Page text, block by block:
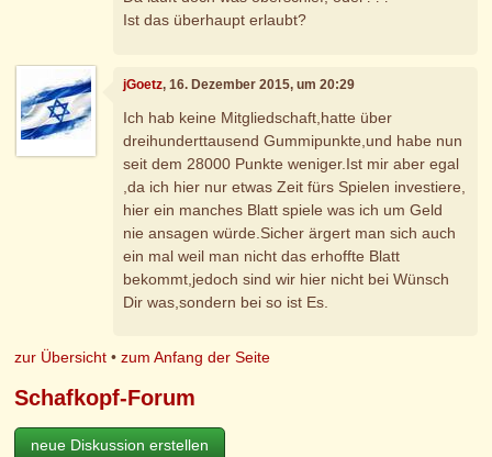
Ist das überhaupt erlaubt?
jGoetz, 16. Dezember 2015, um 20:29
Ich hab keine Mitgliedschaft,hatte über
dreihunderttausend Gummipunkte,und habe nun
seit dem 28000 Punkte weniger.Ist mir aber egal
,da ich hier nur etwas Zeit fürs Spielen investiere,
hier ein manches Blatt spiele was ich um Geld
nie ansagen würde.Sicher ärgert man sich auch
ein mal weil man nicht das erhoffte Blatt
bekommt,jedoch sind wir hier nicht bei Wünsch
Dir was,sondern bei so ist Es.
zur Übersicht •zum Anfang der Seite
Schafkopf-Forum
neue Diskussion erstellen